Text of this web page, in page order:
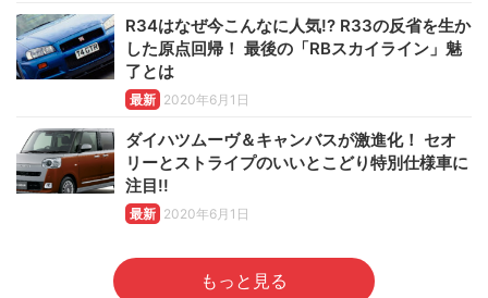
R34はなぜ今こんなに人気!? R33の反省を生か
した原点回帰！ 最後の「RBスカイライン」魅
了とは
最新 2020年6月1日
ダイハツムーヴ＆キャンバスが激進化！ セオ
リーとストライプのいいとこどり特別仕様車に
注目!!
最新 2020年6月1日
もっと見る